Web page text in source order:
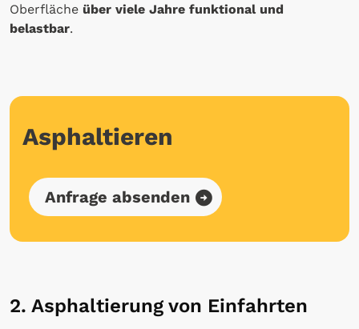
Oberfläche über viele Jahre funktional und
belastbar.
Asphaltieren
Anfrage absenden
2. Asphaltierung von Einfahrten